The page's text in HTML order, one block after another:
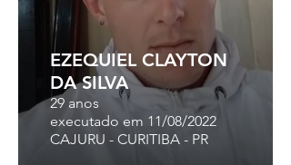
EZEQUIEL CLAYTON
DA SILVA
29 anos
executado em 11/08/2022
CAJURU - CURITIBA - PR